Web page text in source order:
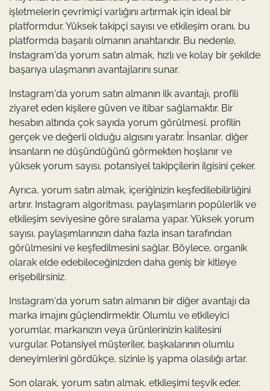
işletmelerin çevrimiçi varlığını artırmak için ideal bir
platformdur. Yüksek takipçi sayısı ve etkileşim oranı, bu
platformda başarılı olmanın anahtarıdır. Bu nedenle,
Instagram'da yorum satın almak, hızlı ve kolay bir şekilde
başarıya ulaşmanın avantajlarını sunar.
Instagram'da yorum satın almanın ilk avantajı, profili
ziyaret eden kişilere güven ve itibar sağlamaktır. Bir
hesabın altında çok sayıda yorum görülmesi, profilin
gerçek ve değerli olduğu algısını yaratır. İnsanlar, diğer
insanların ne düşündüğünü görmekten hoşlanır ve
yüksek yorum sayısı, potansiyel takipçilerin ilgisini çeker.
Ayrıca, yorum satın almak, içeriğinizin keşfedilebilirliğini
artırır. Instagram algoritması, paylaşımların popülerlik ve
etkileşim seviyesine göre sıralama yapar. Yüksek yorum
sayısı, paylaşımlarınızın daha fazla insan tarafından
görülmesini ve keşfedilmesini sağlar. Böylece, organik
olarak elde edebileceğinizden daha geniş bir kitleye
erişebilirsiniz.
Instagram'da yorum satın almanın bir diğer avantajı da
marka imajını güçlendirmektir. Olumlu ve etkileyici
yorumlar, markanızın veya ürünlerinizin kalitesini
vurgular. Potansiyel müşteriler, başkalarının olumlu
deneyimlerini gördükçe, sizinle iş yapma olasılığı artar.
Son olarak, yorum satın almak, etkileşimi teşvik eder.